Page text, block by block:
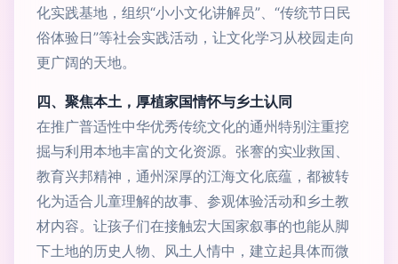
化实践基地，组织“小小文化讲解员”、“传统节日民
俗体验日”等社会实践活动，让文化学习从校园走向
更广阔的天地。
四、聚焦本土，厚植家国情怀与乡土认同
在推广普适性中华优秀传统文化的通州特别注重挖
掘与利用本地丰富的文化资源。张謇的实业救国、
教育兴邦精神，通州深厚的江海文化底蕴，都被转
化为适合儿童理解的故事、参观体验活动和乡土教
材内容。让孩子们在接触宏大国家叙事的也能从脚
下土地的历史人物、风土人情中，建立起具体而微